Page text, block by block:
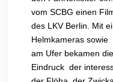
vom SCBG einen
des LKV Berlin. Mit
Helmkameras sowie
am Ufer bekamen
Eindruck der